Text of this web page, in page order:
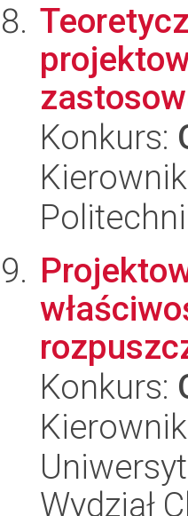
Konkurs:
Konkurs:
Wydział